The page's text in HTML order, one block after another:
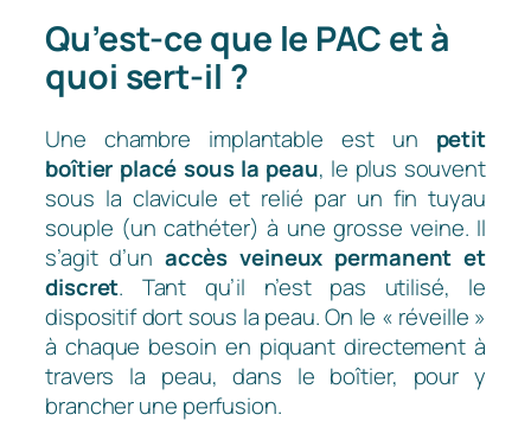
Qu’est-ce que le PAC et à
quoi sert-il ?
Une chambre implantable est un petit
boîtier placé sous la peau, le plus souvent
sous la clavicule et relié par un fin tuyau
souple (un cathéter) à une grosse veine. Il
s’agit d’un accès veineux permanent et
discret. Tant qu’il n’est pas utilisé, le
dispositif dort sous la peau. On le « réveille »
à chaque besoin en piquant directement à
travers la peau, dans le boîtier, pour y
brancher une perfusion.